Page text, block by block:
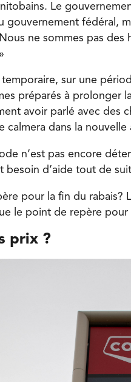
Le
gouvernement fédéral,
ne sommes pas
temporaire, sur une
préparés à prolonger
avoir parlé avec des
calmera dans la nouvelle
n’est pas encore
besoin d’aide tout de
pour la fin du rabais?
le point de repère
prix ?